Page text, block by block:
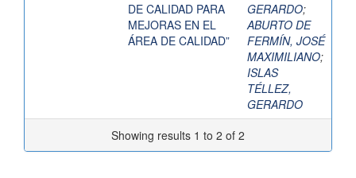
DE CALIDAD PARA
MEJORAS EN EL
ÁREA DE CALIDAD”
GERARDO;
ABURTO DE
FERMÍN, JOSÉ
MAXIMILIANO;
ISLAS
TÉLLEZ,
GERARDO
Showing results 1 to 2 of 2